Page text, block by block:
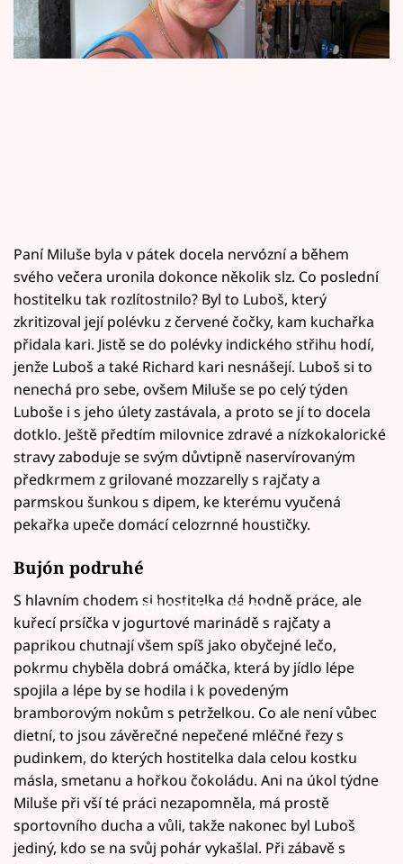
Sledujte prima+
Sledujte nás
Paní Miluše byla v pátek docela nervózní a během
svého večera uronila dokonce několik slz. Co poslední
hostitelku tak rozlítostnilo? Byl to Luboš, který
zkritizoval její polévku z červené čočky, kam kuchařka
přidala kari. Jistě se do polévky indického střihu hodí,
jenže Luboš a také Richard kari nesnášejí. Luboš si to
nenechá pro sebe, ovšem Miluše se po celý týden
Luboše i s jeho úlety zastávala, a proto se jí to docela
dotklo. Ještě předtím milovnice zdravé a nízkokalorické
stravy zaboduje se svým důvtipně naservírovaným
předkrmem z grilované mozzarelly s rajčaty a
parmskou šunkou s dipem, ke kterému vyučená
pekařka upeče domácí celozrnné houstičky.
Bujón podruhé
Failed to fetch
S hlavním chodem si hostitelka dá hodně práce, ale
kuřecí prsíčka v jogurtové marinádě s rajčaty a
paprikou chutnají všem spíš jako obyčejné lečo,
pokrmu chyběla dobrá omáčka, která by jídlo lépe
spojila a lépe by se hodila i k povedeným
bramborovým nokům s petrželkou. Co ale není vůbec
dietní, to jsou závěrečné nepečené mléčné řezy s
pudinkem, do kterých hostitelka dala celou kostku
másla, smetanu a hořkou čokoládu. Ani na úkol týdne
Miluše při vší té práci nezapomněla, má prostě
sportovního ducha a vůli, takže nakonec byl Luboš
jediný, kdo se na svůj pohár vykašlal. Při zábavě s